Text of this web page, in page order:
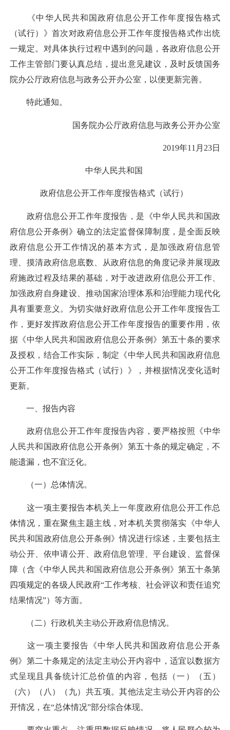
《中华人民共和国政府信息公开工作年度报告格式
（试行）》首次对政府信息公开工作年度报告格式作出统
一规定。对具体执行过程中遇到的问题，各政府信息公开
工作主管部门要认真总结，提出意见建议，及时反馈国务
院办公厅政府信息与政务公开办公室，以便更新完善。
特此通知。
国务院办公厅政府信息与政务公开办公室
2019年11月23日
中华人民共和国
政府信息公开工作年度报告格式（试行）
政府信息公开工作年度报告，是《中华人民共和国政
府信息公开条例》确立的法定监督保障制度，是全面反映
政府信息公开工作情况的基本方式，是加强政府信息管
理、摸清政府信息底数、从政府信息的角度记录并展现政
府施政过程及结果的基础，对于改进政府信息公开工作、
加强政府自身建设、推动国家治理体系和治理能力现代化
具有重要意义。为切实做好政府信息公开工作年度报告工
作，更好发挥政府信息公开工作年度报告的重要作用，依
据《中华人民共和国政府信息公开条例》第五十条的要求
及授权，结合工作实际，制定《中华人民共和国政府信息
公开工作年度报告格式（试行）》，并根据情况变化适时
更新。
一、报告内容
政府信息公开工作年度报告内容，要严格按照《中华
人民共和国政府信息公开条例》第五十条的规定确定，不
能遗漏，也不宜泛化。
（一）总体情况。
这一项主要报告本机关上一年度政府信息公开工作总
体情况，重在聚焦主题主线，对本机关贯彻落实《中华人
民共和国政府信息公开条例》情况进行综述，主要包括主
动公开、依申请公开、政府信息管理、平台建设、监督保
障（含《中华人民共和国政府信息公开条例》第五十条第
四项规定的各级人民政府“工作考核、社会评议和责任追究
结果情况”）等方面。
（二）行政机关主动公开政府信息情况。
这一项主要报告《中华人民共和国政府信息公开条
例》第二十条规定的法定主动公开内容中，适宜以数据方
式呈现且具备统计汇总价值的内容，包括（一）（五）
（六）（八）（九）共五项。其他法定主动公开内容的公
开情况，在“总体情况”部分综合体现。